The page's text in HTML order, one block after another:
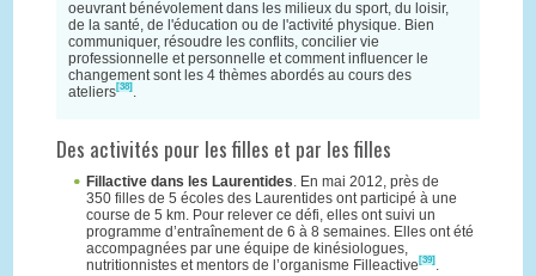
oeuvrant bénévolement dans les milieux du sport, du loisir,
de la santé, de l'éducation ou de l'activité physique. Bien
communiquer, résoudre les conflits, concilier vie
professionnelle et personnelle et comment influencer le
changement sont les 4 thèmes abordés au cours des
ateliers[38] .
Des activités pour les filles et par les filles
Fillactive dans les Laurentides. En mai 2012, près de
350 filles de 5 écoles des Laurentides ont participé à une
course de 5 km. Pour relever ce défi, elles ont suivi un
programme d’entraînement de 6 à 8 semaines. Elles ont été
accompagnées par une équipe de kinésiologues,
nutritionnistes et mentors de l’organisme Filleactive [39] .